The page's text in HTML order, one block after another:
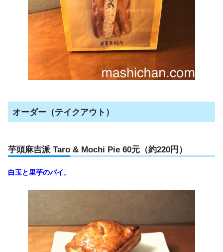
オーダー（テイクアウト）
芋頭麻吉派 Taro & Mochi Pie 60元（約220円）
白玉と里芋のパイ。